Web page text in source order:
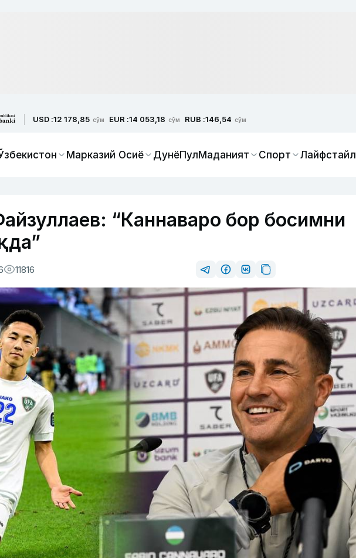
USD :12 178,85 сўм EUR :14 053,18 сўм RUB :146,54 сўм
Марказий Осиё ДунёПулМаданият Спорт Лайфстайл
“Каннаваро бор босимни
11816